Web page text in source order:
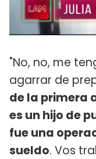
"No, no, me
agarrar de
de la primera
es un hijo de
fue una
sueldo. Vos